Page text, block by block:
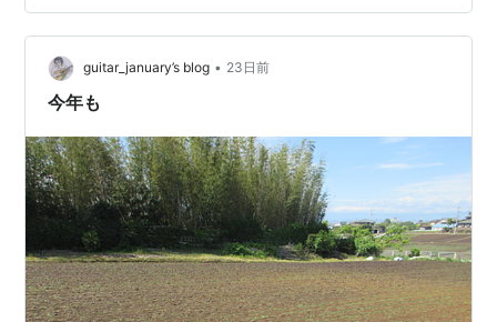
ら。 永谷園 七味ふりかけ 前回はゆず胡椒でしたが、今
回は七味です。 真っ赤なパッケージが目を惹きますね。
夏に良さそうな感じがします。夏って辛いものが食べた
くなりませんか？？私だけですかね。 裏パッケージで
guitar_january’s blog • 23日前
今年も